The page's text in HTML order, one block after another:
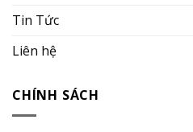
Tin Tức
Liên hệ
CHÍNH SÁCH